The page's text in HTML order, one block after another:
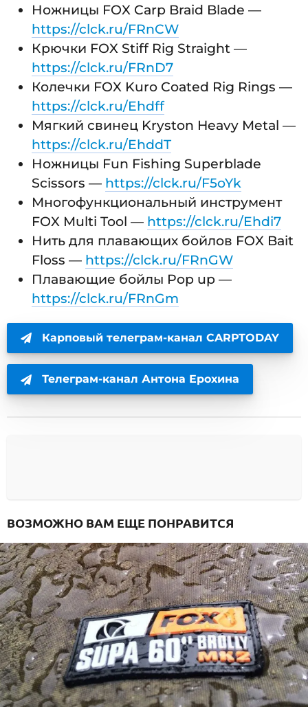
Ножницы FOX Carp Braid Blade —
https://clck.ru/FRnCW
Крючки FOX Stiff Rig Straight —
https://clck.ru/FRnD7
Колечки FOX Kuro Coated Rig Rings —
https://clck.ru/Ehdff
Мягкий свинец Kryston Heavy Metal —
https://clck.ru/EhddT
Ножницы Fun Fishing Superblade
Scissors — https://clck.ru/F5oYk
Многофункциональный инструмент
FOX Multi Tool — https://clck.ru/Ehdi7
Нить для плавающих бойлов FOX Bait
Floss — https://clck.ru/FRnGW
Плавающие бойлы Pop up —
https://clck.ru/FRnGm
Карповый телеграм-канал CARPTODAY
Телеграм-канал Антона Ерохина
ВОЗМОЖНО ВАМ ЕЩЕ ПОНРАВИТСЯ